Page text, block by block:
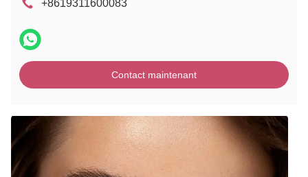
+8619311600083
Contact maintenant